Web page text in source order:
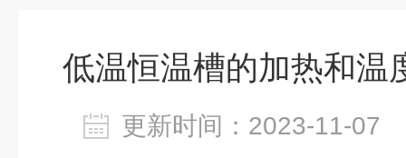
低温恒温槽的加热和温
更新时间：2023-11-